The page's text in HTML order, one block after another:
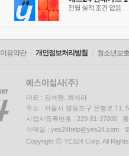
이용약관 개인정보처리방침 청소년보
대표 : 김석환, 최세라
주소 : 서울시 영등포구 은행로 11,
사업자등록번호 : 229-81-37000
이메일 : yes24help@yes24.com
Copyright ⓒ YES24 Corp. All